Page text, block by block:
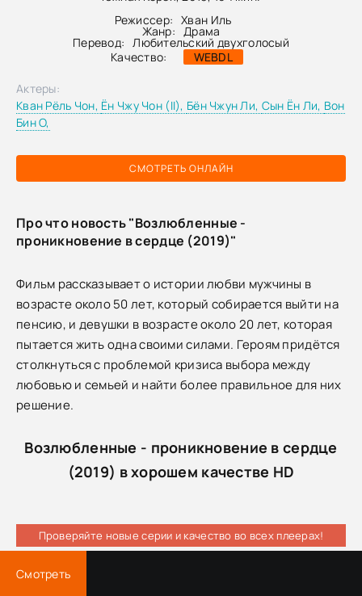
Режиссер: Хван Иль
Жанр: Драма
Перевод: Любительский двухголосый
Качество:
WEBDL
СМОТРЕТЬ ОНЛАЙН
Актеры:
Кван Рёль Чон, Ён Чжу Чон (II), Бён Чжун Ли, Сын Ён Ли, Вон
Бин О,
Про что новость "Возлюбленные -
проникновение в сердце (2019)"
Фильм рассказывает о истории любви мужчины в
возрасте около 50 лет, который собирается выйти на
пенсию, и девушки в возрасте около 20 лет, которая
пытается жить одна своими силами. Героям придётся
столкнуться с проблемой кризиса выбора между
любовью и семьей и найти более правильное для них
решение.
Возлюбленные - проникновение в сердце
(2019) в хорошем качестве HD
Проверяйте новые серии и качество во всех плеерах!
Смотреть